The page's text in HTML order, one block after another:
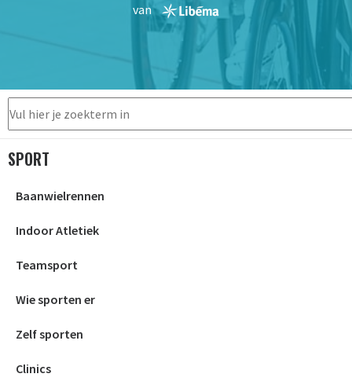
van
SPORT
Baanwielrennen
Indoor Atletiek
Teamsport
Wie sporten er
Zelf sporten
Clinics